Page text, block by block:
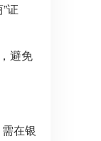
证
避免
在银